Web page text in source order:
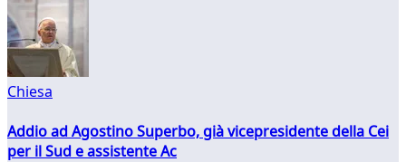
Chiesa
Addio ad Agostino Superbo, già vicepresidente della Cei
per il Sud e assistente Ac